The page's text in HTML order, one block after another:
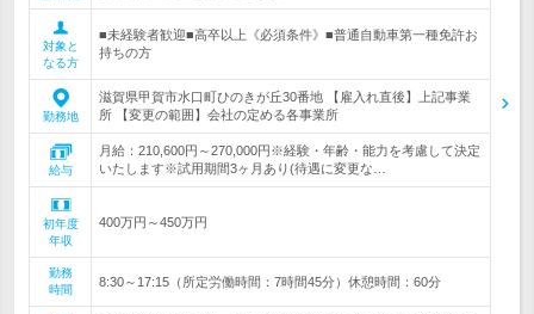
対象と
なる方
■未経験者歓迎■高卒以上《必須条件》■普通自動車第一種免許お
持ちの方
勤務地
滋賀県甲賀市水口町ひのきが丘30番地 【雇入れ直後】上記事業
所 【変更の範囲】会社の定める各事業所
給与
月給：210,600円～270,000円※経験・年齢・能力を考慮して決定
いたします※試用期間3ヶ月あり(待遇に変更な…
初年度
年収
400万円～450万円
勤務
時間
8:30～17:15（所定労働時間：7時間45分）休憩時間：60分